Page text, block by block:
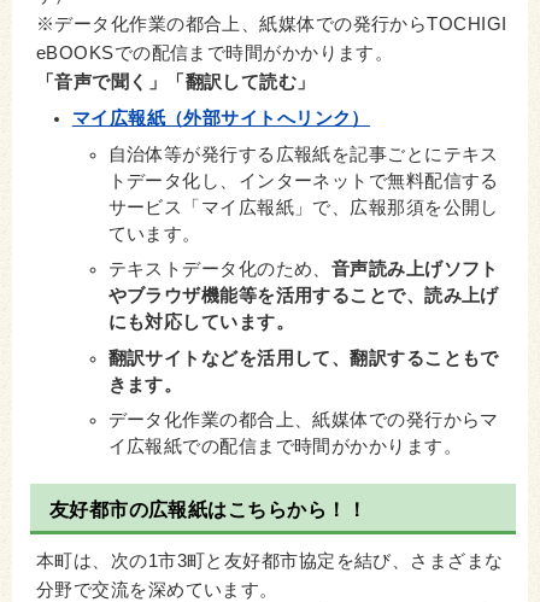
※データ化作業の都合上、紙媒体での発行からTOCHIGI
eBOOKSでの配信まで時間がかかります。
「音声で聞く」「翻訳して読む」
マイ広報紙（外部サイトへリンク）
自治体等が発行する広報紙を記事ごとにテキス
トデータ化し、インターネットで無料配信する
サービス「マイ広報紙」で、広報那須を公開し
ています。
テキストデータ化のため、 音声読み上げソフト
やブラウザ機能等を活用することで、読み上げ
にも対応しています。
翻訳サイトなどを活用して、翻訳することもで
きます。
データ化作業の都合上、紙媒体での発行からマ
イ広報紙での配信まで時間がかかります。
友好都市の広報紙はこちらから！！
本町は、次の1市3町と友好都市協定を結び、さまざまな
分野で交流を深めています。